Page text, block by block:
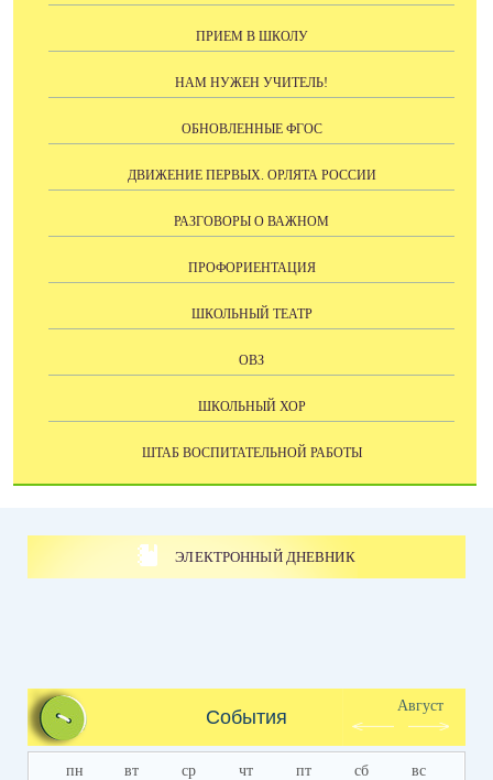
ПРИЕМ В ШКОЛУ
НАМ НУЖЕН УЧИТЕЛЬ!
ОБНОВЛЕННЫЕ ФГОС
ДВИЖЕНИЕ ПЕРВЫХ. ОРЛЯТА РОССИИ
РАЗГОВОРЫ О ВАЖНОМ
ПРОФОРИЕНТАЦИЯ
ШКОЛЬНЫЙ ТЕАТР
ОВЗ
ШКОЛЬНЫЙ ХОР
ШТАБ ВОСПИТАТЕЛЬНОЙ РАБОТЫ
ЭЛЕКТРОННЫЙ ДНЕВНИК
События
Август
пн вт ср чт пт сб вс